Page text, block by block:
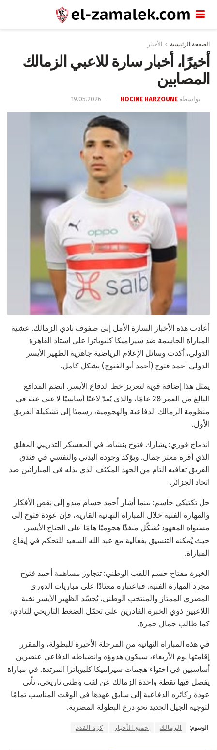
الصفحة الرئيسية الأخبار
أخيرًا، أخبار سارة للاعبي الزمالك
المصابين
بواسطة HOCINE HARZOUNE
19.05.2026
أعادت هذه الأخبار السارة الأمل إلى صفوف نادي الزمالك. عشية
المباراة الحاسمة ضد سيراميكا كليوباترا على استاد القاهرة
الدولي، أكدت وسائل الإعلام الرياضية جاهزية الظهير الأيسر
الدولي أحمد فتوح (أحمد أبو الفتوح) بشكل كامل.
يمثل هذا إضافة قوية لتعزيز خط الدفاع الأيسر. انضم المدافع
البالغ من العمر 28 عامًا، والذي يُعدّ لاعبًا أساسيًا لا غنى عنه في
منظومة الزمالك الدفاعية والهجومية، رسميًا إلى تشكيلة الفريق
الأول.
اندماج فوري: يشارك فتوح بنشاط في المعسكر التدريبي المغلق
الذي أقره معتز جمال. ويؤكد وجوده البدني والنفسي في فندق
الفريق تعافيه التام من الجهد المكثف الذي بذله في المباراتين ضد
اتحاد الجزائر.
حل تكتيكي حاسم: بينما أشار أحمد حسام ميدو إلى نقص الأفكار
والمهارة الفنية خلال المباراة النهائية القارية، فإن عودة فتوح إلى
مستواه المعهود تُشكّل منفذًا هجوميًا هامًا على الجناح الأيسر،
حيث يُمكنه التنسيق بفعالية مع عبد الله السعيد للتحكم في إيقاع
المباراة.
الخبرة مفتاح حسم اللقب الوطني: تتجاوز مساهمة أحمد فتوح
مجرد المهارة الفنية. فباعتباره معتادًا على مباريات الدوري
المصري الممتاز والمنتخب الوطني، يُجسّد الظهير الأيسر نخبة
اللاعبين ذوي الخبرة القادرين على تحمّل الضغط التاريخي للنادي،
كما طالب جمال حمزة.
في هذه المباراة النهائية من المرحلة الأخيرة للبطولة، والمقرر
إقامتها يوم الأربعاء، سيكون هدوؤه وانضباطه الدفاعي عنصرين
أساسيين في احتواء هجمات سيراميكا كليوباترا المرتدة. في مباراة
يفصل فيها نقطة واحدة الزمالك عن لقب وطني تاريخي، تأتي
عودة ركائزه الدفاعية إلى سابق عهدها في الوقت المناسب تمامًا
لتوجيه الجيل الجديد نحو درع البطولة المصرية.
الوسوم: الزمالك جميع الأخبار كرة القدم